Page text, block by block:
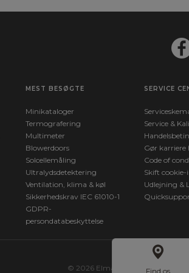
MEST BESØGTE
Minikataloger
Termografering
Multimeter
Blowerdoors
Solcellemåling
Ultralydsdetektering
Ventilation, klima & køl
Sikkerhedskrav IEC 61010-1
GDPR-
persondatabeskyttelse
SERVICE
Service &
Gør karriere
Code of
Skift
Udlejning &
© 2026 Elma Instruments. All
Find os